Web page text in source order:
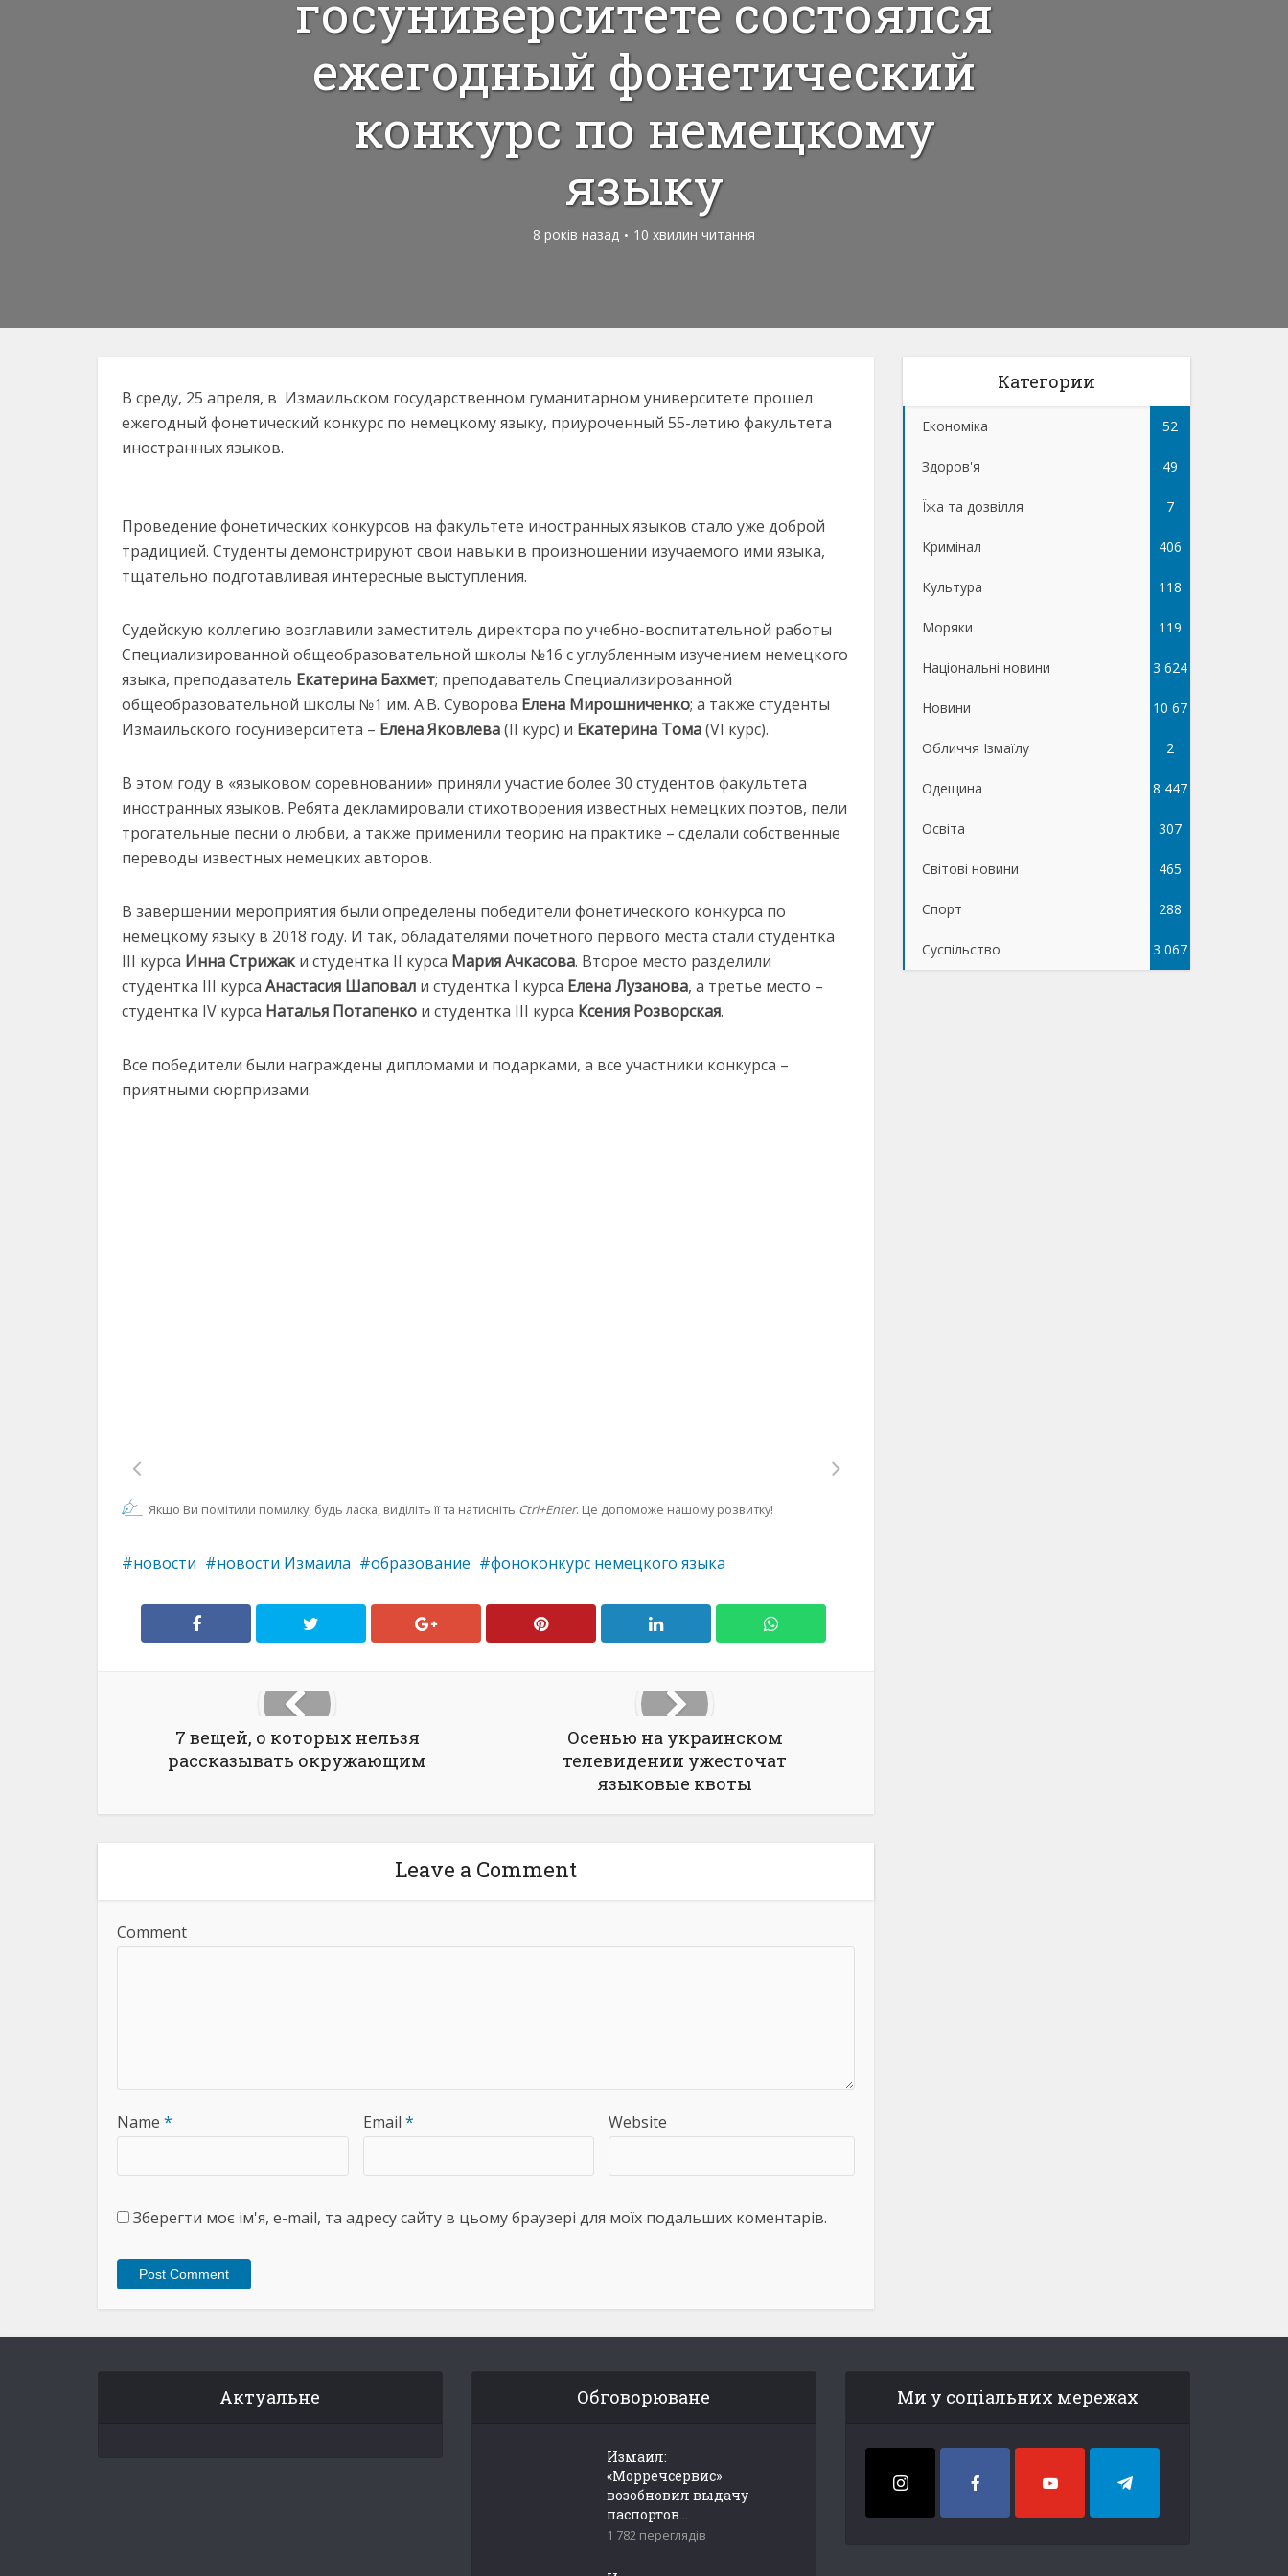
госуниверситете состоялся
ежегодный фонетический
конкурс по немецкому
языку
8 років назад 10 хвилин читання
В среду, 25 апреля, в Измаильском государственном гуманитарном университете прошел
ежегодный фонетический конкурс по немецкому языку, приуроченный 55-летию факультета
иностранных языков.
Проведение фонетических конкурсов на факультете иностранных языков стало уже доброй
традицией. Студенты демонстрируют свои навыки в произношении изучаемого ими языка,
тщательно подготавливая интересные выступления.
Судейскую коллегию возглавили заместитель директора по учебно-воспитательной работы
Специализированной общеобразовательной школы №16 с углубленным изучением немецкого
языка, преподаватель Екатерина Бахмет; преподаватель Специализированной
общеобразовательной школы №1 им. А.В. Суворова Елена Мирошниченко; а также студенты
Измаильского госуниверситета – Елена Яковлева(II курс) и Екатерина Тома(VI курс).
В этом году в «языковом соревновании» приняли участие более 30 студентов факультета
иностранных языков. Ребята декламировали стихотворения известных немецких поэтов, пели
трогательные песни о любви, а также применили теорию на практике – сделали собственные
переводы известных немецких авторов.
В завершении мероприятия были определены победители фонетического конкурса по
немецкому языку в 2018 году. И так, обладателями почетного первого места стали студентка
III курса Инна Стрижаки студентка II курса Мария Ачкасова. Второе место разделили
студентка III курса Анастасия Шаповал и студентка I курса Елена Лузанова, а третье место –
студентка IV курса Наталья Потапенко и студентка III курса Ксения Розворская.
Все победители были награждены дипломами и подарками, а все участники конкурса –
приятными сюрпризами.
Якщо Ви помітили помилку, будь ласка, виділіть її та натисніть Ctrl+Enter. Це допоможе нашому розвитку!
новости новости Измаила образование фоноконкурс немецкого языка
7 вещей, о которых нельзя
рассказывать окружающим
Осенью на украинском
телевидении ужесточат
языковые квоты
Leave a Comment
Comment
Name * Email * Website
Зберегти моє ім'я, e-mail, та адресу сайту в цьому браузері для моїх подальших коментарів.
Категории
Економіка 52
Здоров'я 49
Їжа та дозвілля 7
Кримінал 406
Культура 118
Моряки 119
Національні новини 3 624
Новини 10 67
5
Обличчя Ізмаїлу 2
Одещина 8 447
Освіта 307
Світові новини 465
Спорт 288
Суспільство 3 067
Актуальне Обговорюване
Измаил:
«Морречсервис»
возобновил выдачу
паспортов...
1 782 переглядів
Ми у соціальних мережах